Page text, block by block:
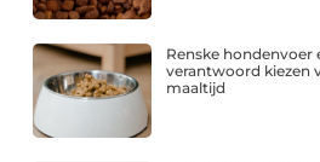
Renske hondenvoer
verantwoord kiezen
maaltijd